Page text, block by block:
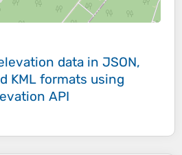
data in JSON,
KML formats using
API